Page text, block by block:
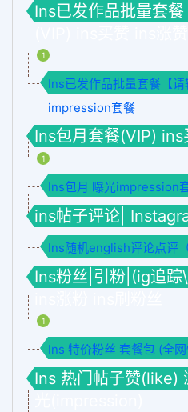
Ins已发作品批量套
1
Ins已发作品批量套餐【
impression套餐
Ins包月套餐(VIP)
1
Ins包月 曝光impression
ins帖子评论|
Ins随机english评论点评
Ins粉丝|引粉|(ig追
1
Ins 特价粉丝 套餐包 (全网
Ins 热门帖子赞(like)